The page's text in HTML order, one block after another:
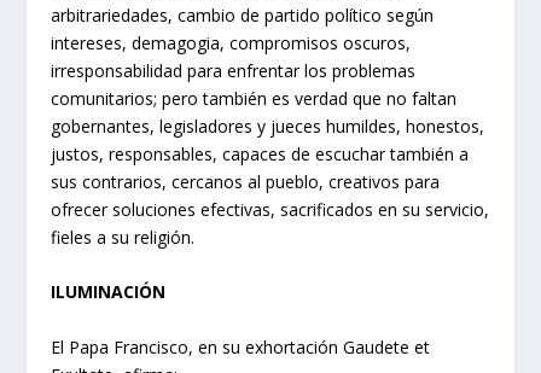
arbitrariedades, cambio de partido político según
intereses, demagogia, compromisos oscuros,
irresponsabilidad para enfrentar los problemas
comunitarios; pero también es verdad que no faltan
gobernantes, legisladores y jueces humildes, honestos,
justos, responsables, capaces de escuchar también a
sus contrarios, cercanos al pueblo, creativos para
ofrecer soluciones efectivas, sacrificados en su servicio,
fieles a su religión.
ILUMINACIÓN
El Papa Francisco, en su exhortación Gaudete et